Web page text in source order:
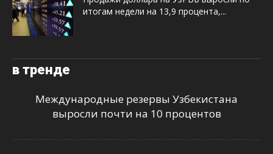
итогам недели на 13,9 процента,...
в тренде
Международные резервы Узбекистана
выросли почти на 10 процентов